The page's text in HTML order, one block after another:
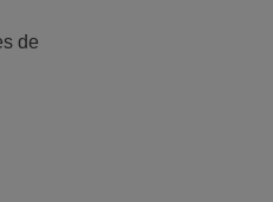
de